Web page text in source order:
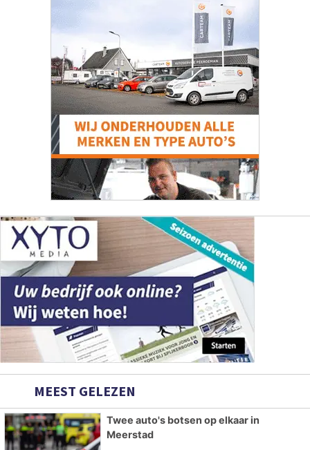
MEEST GELEZEN
Twee auto's botsen op elkaar in
Meerstad